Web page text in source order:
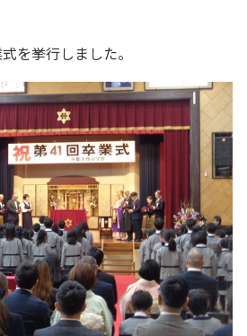
を挙行しました。